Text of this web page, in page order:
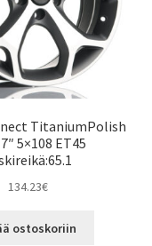
TitaniumPolish
5×108 ET45
134.23€
ostoskoriin